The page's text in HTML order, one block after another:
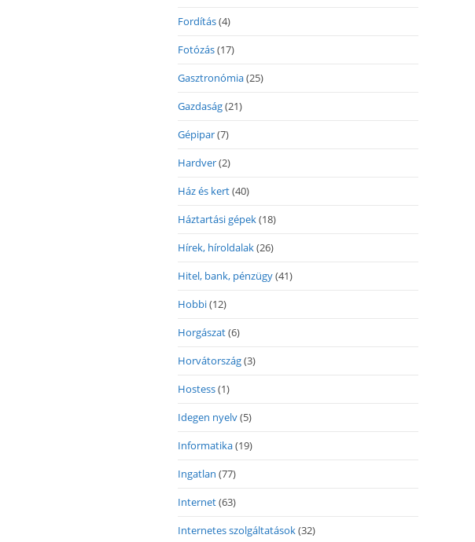
Fordítás(4)
Fotózás(17)
Gasztronómia(25)
Gazdaság(21)
Gépipar(7)
Hardver(2)
Ház és kert(40)
Háztartási gépek(18)
Hírek, híroldalak(26)
Hitel, bank, pénzügy(41)
Hobbi(12)
Horgászat(6)
Horvátország(3)
Hostess(1)
Idegen nyelv(5)
Informatika(19)
Ingatlan (77)
Internet(63)
Internetes szolgáltatások(32)